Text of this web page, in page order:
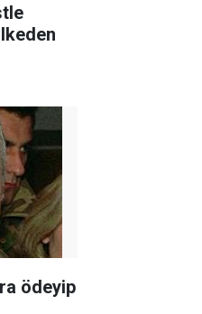
ödeyip